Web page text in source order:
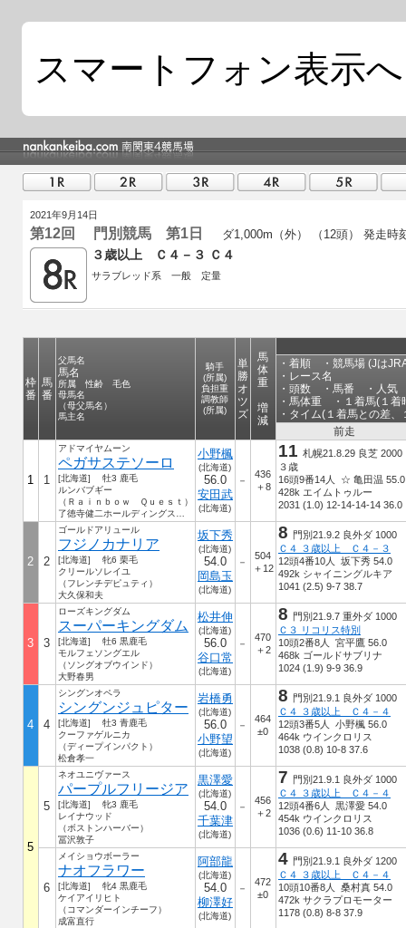
スマートフォン表示へ
2021年9月14日
第12回 門別競馬 第1日 ダ1,000m（外） （12頭） 発走時
３歳以上 Ｃ４－３ Ｃ４
サラブレッド系 一般 定量
枠
番
馬
番
父馬名
馬名
所属 性齢 毛色
母馬名
（母父馬名）
馬主名
騎手
(所属)
負担重
調教師
(所属)
単
勝
オ
ツ
ズ
馬
体
重
増
減
・着順 ・競馬場 (Jは
・レース名
・頭数 ・馬番 ・人気
・馬体重 ・１着馬(１着
・タイム(１着馬との差
前走
1 1
アドマイヤムーン
ペガサステソーロ
[北海道] 牡3 鹿毛
ルンバブギー
（Ｒａｉｎｂｏｗ Ｑｕｅｓｔ）
小野楓
(北海道)
56.0
安田武
(北海道)
－
436
＋8
11 札幌21.8.29 良芝 2000
３歳
16頭9番14人 ☆ 亀田温 55.0
428k エイムトゥルー
2031 (1.0) 12-14-14-14 36.0
2 2
ゴールドアリュール
フジノカナリア
[北海道] 牝6 栗毛
クリールソレイユ
（フレンチデピュティ）
大久保和夫
坂下秀
(北海道)
54.0
岡島玉
(北海道)
－
504
＋12
8 門別21.9.2 良外ダ 1000
Ｃ４ ３歳以上 Ｃ４－３
12頭4番10人 坂下秀 54.0
492k シャイニングルキア
1041 (2.5) 9-7 38.7
3 3
ローズキングダム
スーパーキングダム
[北海道] 牡6 黒鹿毛
モルフェソングエル
（ソングオブウインド）
大野春男
松井伸
(北海道)
56.0
谷口常
(北海道)
－
470
＋2
8 門別21.9.7 重外ダ 1000
Ｃ３ リコリス特別
10頭2番8人 宮平鷹 56.0
468k ゴールドサブリナ
1024 (1.9) 9-9 36.9
4 4
シングンオペラ
シングンジュピター
[北海道] 牡3 青鹿毛
クーファゲルニカ
（ディープインパクト）
松倉孝一
岩橋勇
(北海道)
56.0
小野望
(北海道)
－
464
±0
8 門別21.9.1 良外ダ 1000
Ｃ４ ３歳以上 Ｃ４－４
12頭3番5人 小野楓 56.0
464k ウインクロリス
1038 (0.8) 10-8 37.6
5
5
ネオユニヴァース
パープルフリージア
[北海道] 牝3 鹿毛
レイナウッド
（ボストンハーバー）
冨沢敦子
黒澤愛
(北海道)
54.0
千葉津
(北海道)
－
456
＋2
7 門別21.9.1 良外ダ 1000
Ｃ４ ３歳以上 Ｃ４－４
12頭4番6人 黒澤愛 54.0
454k ウインクロリス
1036 (0.6) 11-10 36.8
6
メイショウボーラー
ナオフラワー
[北海道] 牝4 黒鹿毛
ケイアイリヒト
（コマンダーインチーフ）
成富直行
阿部龍
(北海道)
54.0
柳澤好
(北海道)
－
472
±0
4 門別21.9.1 良外ダ 1200
Ｃ４ ３歳以上 Ｃ４－４
10頭10番8人 桑村真 54.0
472k サクラプロモーター
1178 (0.8) 8-8 37.9